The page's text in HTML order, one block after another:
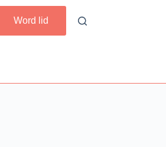
Word lid